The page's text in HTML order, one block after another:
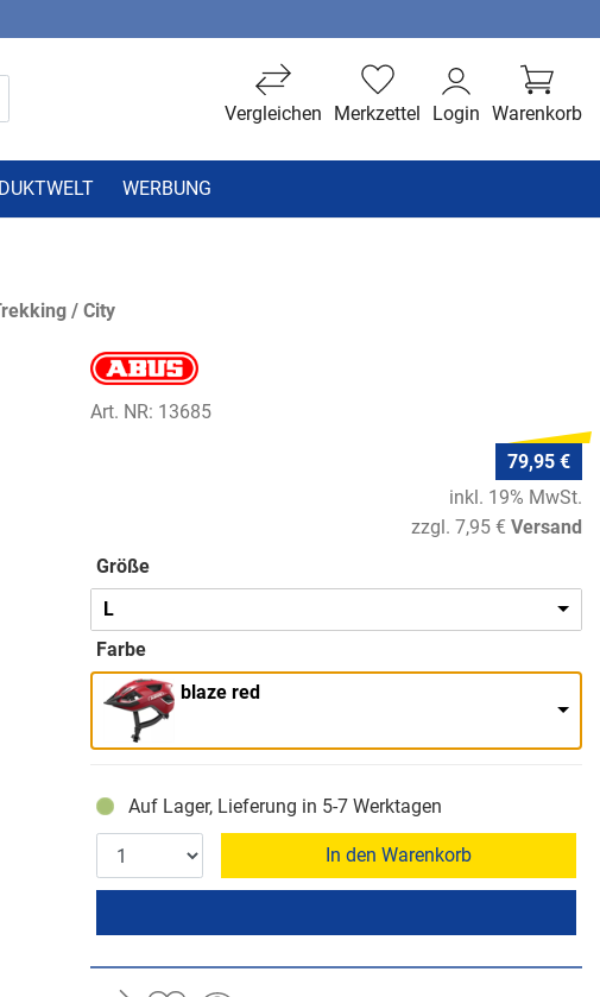
Warenkorb
Login
Merkzettel
Vergleichen
WERBUNG
/ City
Art. NR: 13685
79,95 €
inkl. 19% MwSt.
zzgl. 7,95 € Versand
Größe
L
Farbe
blaze red
Auf Lager, Lieferung in 5-7 Werktagen
In den Warenkorb